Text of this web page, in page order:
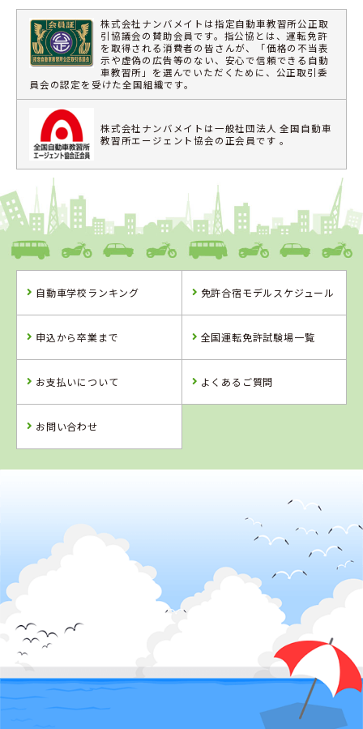
株式会社ナンバメイトは指定自動車教習所公正取
引協議会の賛助会員です。指公協とは、運転免許
を取得される消費者の皆さんが、「価格の不当表
示や虚偽の広告等のない、安心で信頼できる自動
車教習所」を選んでいただくために、公正取引委
員会の認定を受けた全国組織です。
株式会社ナンバメイトは一般社団法人 全国自動車
教習所エージェント協会の正会員です 。
自動車学校ランキング 免許合宿モデルスケジュール
申込から卒業まで 全国運転免許試験場一覧
お支払いについて よくあるご質問
お問い合わせ